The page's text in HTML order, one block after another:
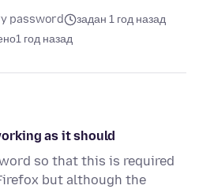
password
задан 1 год назад
1 год назад
as it should
so that this is required
but although the